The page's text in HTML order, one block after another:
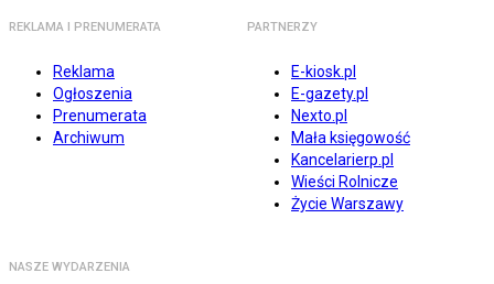
REKLAMA I PRENUMERATA
Reklama
Ogłoszenia
Prenumerata
Archiwum
PARTNERZY
E-kiosk.pl
E-gazety.pl
Nexto.pl
Mała księgowość
Kancelarierp.pl
Wieści Rolnicze
Życie Warszawy
NASZE WYDARZENIA